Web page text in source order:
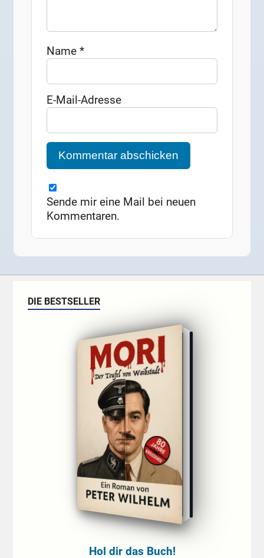
Name*
E-Mail-Adresse
Sende mir eine Mail bei neuen
Kommentaren.
DIE BESTSELLER
Hol dir das Buch!